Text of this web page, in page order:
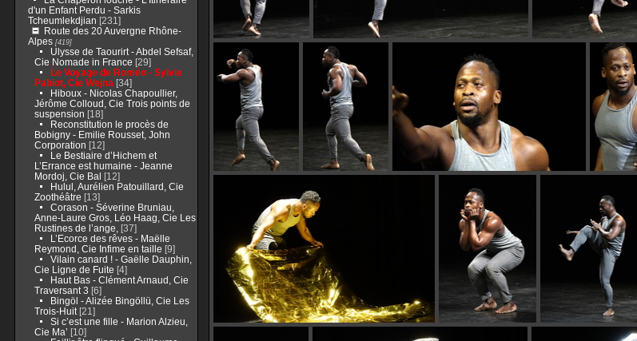
d'un Enfant Perdu - Sarkis
Tcheumlekdjian [231]
Route des 20 Auvergne Rhône-
Alpes[419]
Ulysse de Taourirt - Abdel Sefsaf,
Cie Nomade in France [29]
Le Voyage de Roméo - Sylvie
Pabiot, Cie Wejna [34]
Hiboux - Nicolas Chapoullier,
Jérôme Colloud, Cie Trois points de
suspension [18]
Reconstitution le procès de
Bobigny - Emilie Rousset, John
Corporation [12]
Le Bestiaire d’Hichem et
L’Errance est humaine - Jeanne
Mordoj, Cie Bal [12]
Hulul, Aurélien Patouillard, Cie
Zoothéâtre [13]
Corason - Séverine Bruniau,
Anne-Laure Gros, Léo Haag, Cie Les
Rustines de l’ange,
[37]
L’Ecorce des rêves - Maëlle
Reymond, Cie Infime en taille [9]
Vilain canard ! - Gaëlle Dauphin,
Cie Ligne de Fuite [4]
Haut Bas - Clément Arnaud, Cie
Traversant 3 [6]
Bingöl - Alizée Bingöllü, Cie Les
Trois-Huit[21]
Si c’est une fille - Marion Alzieu,
Cie Ma’ [10]